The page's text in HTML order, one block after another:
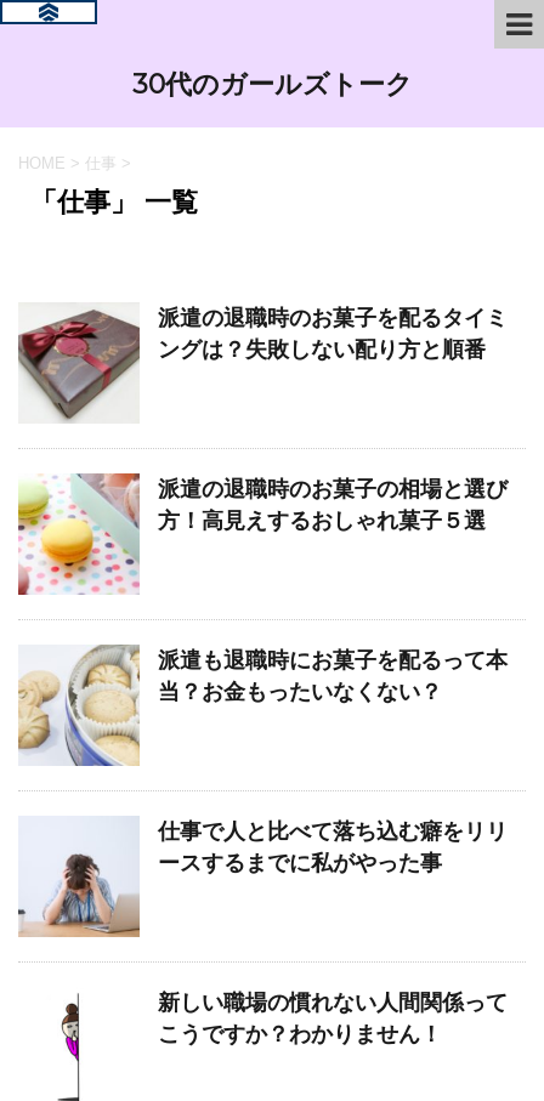
30代のガールズトーク
HOME > 仕事 >
「仕事」 一覧
派遣の退職時のお菓子を配るタイミ
ングは？失敗しない配り方と順番
派遣の退職時のお菓子の相場と選び
方！高見えするおしゃれ菓子５選
派遣も退職時にお菓子を配るって本
当？お金もったいなくない？
仕事で人と比べて落ち込む癖をリリ
ースするまでに私がやった事
新しい職場の慣れない人間関係って
こうですか？わかりません！